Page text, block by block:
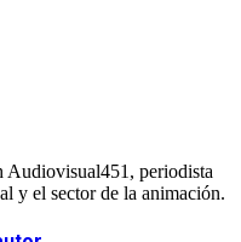
Audiovisual451, periodista
y el sector de la animación.